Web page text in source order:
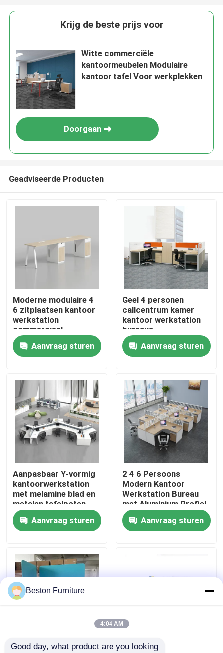
Producten
Over ons
Kwaliteitscontrole
Neem contact met ons op
Nieuws
Gevallen
Bureau Werkstation Bureaus
Krijg de beste prijs voor
Witte commerciële
kantoormeubelen Modulaire
kantoor tafel Voor werkplekken
Doorgaan
Geadviseerde Producten
Moderne modulaire 4
6 zitplaatsen kantoor
werkstation
commercieel
personeel kantoor
bureau met privacy
scherm
Aanvraag sturen
Geel 4 personen
callcentrum kamer
kantoor werkstation
bureaus
Aanvraag sturen
Aanpasbaar Y-vormig
kantoorwerkstation
met melamine blad en
metalen tafelpoten
Aanvraag sturen
2 4 6 Persoons
Modern Kantoor
Werkstation Bureau
met Aluminium Profiel
Stof Materiaal en
30mm Dik Paneel
Aanvraag sturen
Aanpasbare grootte Modulair werkstation
Beston Furniture
4:04 AM
Good day, what product are you looking